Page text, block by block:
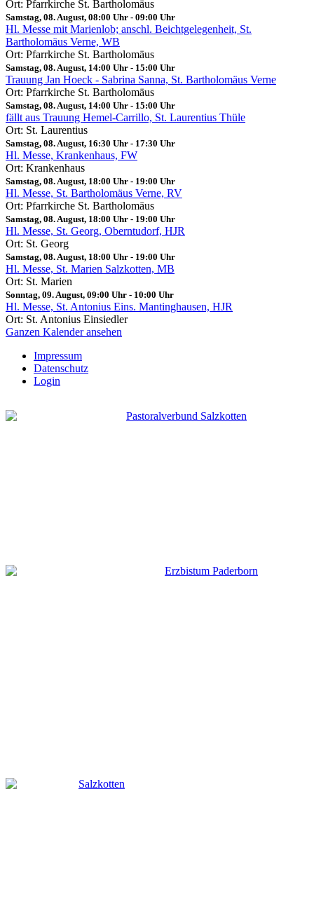
Ort: Pfarrkirche St. Bartholomäus
Samstag, 08. August, 08:00 Uhr - 09:00 Uhr
Hl. Messe mit Marienlob; anschl. Beichtgelegenheit, St.
Bartholomäus Verne, WB
Ort: Pfarrkirche St. Bartholomäus
Samstag, 08. August, 14:00 Uhr - 15:00 Uhr
Trauung Jan Hoeck - Sabrina Sanna, St. Bartholomäus Verne
Ort: Pfarrkirche St. Bartholomäus
Samstag, 08. August, 14:00 Uhr - 15:00 Uhr
fällt aus Trauung Hemel-Carrillo, St. Laurentius Thüle
Ort: St. Laurentius
Samstag, 08. August, 16:30 Uhr - 17:30 Uhr
Hl. Messe, Krankenhaus, FW
Ort: Krankenhaus
Samstag, 08. August, 18:00 Uhr - 19:00 Uhr
Hl. Messe, St. Bartholomäus Verne, RV
Ort: Pfarrkirche St. Bartholomäus
Samstag, 08. August, 18:00 Uhr - 19:00 Uhr
Hl. Messe, St. Georg, Oberntudorf, HJR
Ort: St. Georg
Samstag, 08. August, 18:00 Uhr - 19:00 Uhr
Hl. Messe, St. Marien Salzkotten, MB
Ort: St. Marien
Sonntag, 09. August, 09:00 Uhr - 10:00 Uhr
Hl. Messe, St. Antonius Eins. Mantinghausen, HJR
Ort: St. Antonius Einsiedler
Ganzen Kalender ansehen
Impressum
Datenschutz
Login